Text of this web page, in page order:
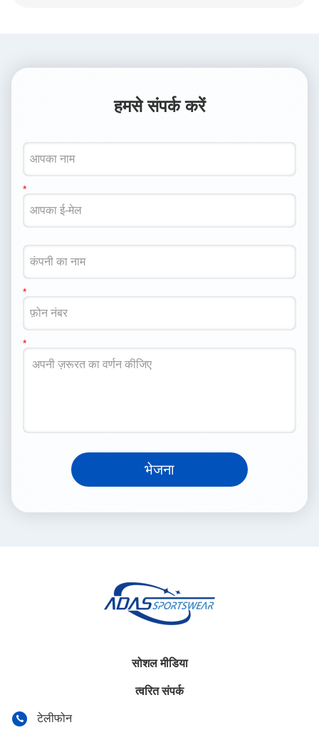
हमसे संपर्क करें
भेजना
सोशल मीडिया
त्वरित संपर्क
टेलीफोन